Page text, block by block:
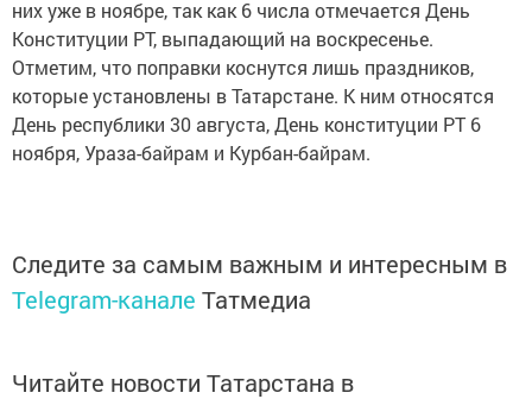
них уже в ноябре, так как 6 числа отмечается День
Конституции РТ, выпадающий на воскресенье.
Отметим, что поправки коснутся лишь праздников,
которые установлены в Татарстане. К ним относятся
День республики 30 августа, День конституции РТ 6
ноября, Ураза-байрам и Курбан-байрам.
Следите за самым важным и интересным в
Telegram-канале Татмедиа
Читайте новости Татарстана в